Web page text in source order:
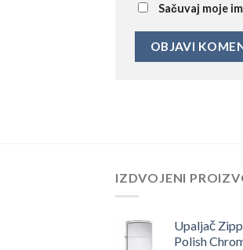
Sačuvaj moje
IZDVOJENI
Upaljač
Polish